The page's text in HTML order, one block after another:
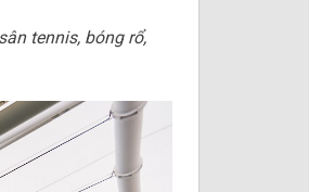
tennis, bóng rổ,